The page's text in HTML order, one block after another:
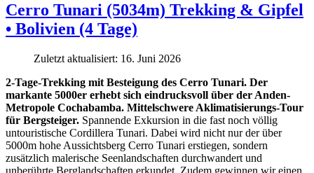
Cerro Tunari (5034m) Trekking & Gipfel
• Bolivien (4 Tage)
Zuletzt aktualisiert: 16. Juni 2026
2-Tage-Trekking mit Besteigung des Cerro Tunari. Der
markante 5000er erhebt sich eindrucksvoll über der Anden-
Metropole Cochabamba. Mittelschwere Aklimatisierungs-Tour
für Bergsteiger. Spannende Exkursion in die fast noch völlig
untouristische Cordillera Tunari. Dabei wird nicht nur der über
5000m hohe Aussichtsberg Cerro Tunari erstiegen, sondern
zusätzlich malerische Seenlandschaften durchwandert und